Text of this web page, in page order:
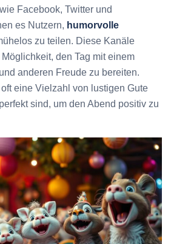
Facebook, Twitter und
es Nutzern, humorvolle
zu teilen. Diese Kanäle
den Tag mit einem
anderen Freude zu bereiten.
eine Vielzahl von lustigen Gute
sind, um den Abend positiv zu